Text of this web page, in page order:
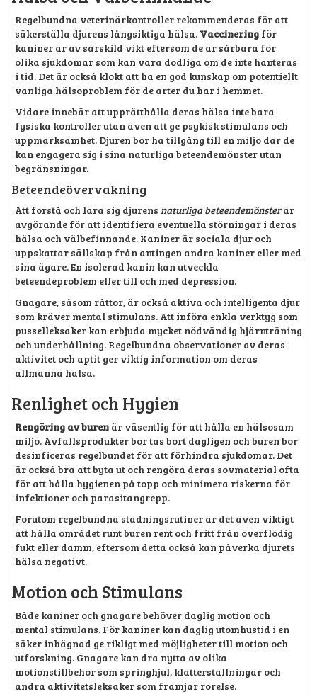
Regelbundna veterinärkontroller rekommenderas för att
säkerställa djurens långsiktiga hälsa. Vaccinering för
kaniner är av särskild vikt eftersom de är sårbara för
olika sjukdomar som kan vara dödliga om de inte hanteras
i tid. Det är också klokt att ha en god kunskap om potentiellt
vanliga hälsoproblem för de arter du har i hemmet.
Vidare innebär att upprätthålla deras hälsa inte bara
fysiska kontroller utan även att ge psykisk stimulans och
uppmärksamhet. Djuren bör ha tillgång till en miljö där de
kan engagera sig i sina naturliga beteendemönster utan
begränsningar.
Beteendeövervakning
Att förstå och lära sig djurens naturliga beteendemönsterär
avgörande för att identifiera eventuella störningar i deras
hälsa och välbefinnande. Kaniner är sociala djur och
uppskattar sällskap från antingen andra kaniner eller med
sina ägare. En isolerad kanin kan utveckla
beteendeproblem eller till och med depression.
Gnagare, såsom råttor, är också aktiva och intelligenta djur
som kräver mental stimulans. Att införa enkla verktyg som
pusselleksaker kan erbjuda mycket nödvändig hjärnträning
och underhållning. Regelbundna observationer av deras
aktivitet och aptit ger viktig information om deras
allmänna hälsa.
Renlighet och Hygien
Rengöring av buren är väsentlig för att hålla en hälsosam
miljö. Avfallsprodukter bör tas bort dagligen och buren bör
desinficeras regelbundet för att förhindra sjukdomar. Det
är också bra att byta ut och rengöra deras sovmaterial ofta
för att hålla hygienen på topp och minimera riskerna för
infektioner och parasitangrepp.
Förutom regelbundna städningsrutiner är det även viktigt
att hålla området runt buren rent och fritt från överflödig
fukt eller damm, eftersom detta också kan påverka djurets
hälsa negativt.
Motion och Stimulans
Både kaniner och gnagare behöver daglig motion och
mental stimulans. För kaniner kan daglig utomhustid i en
säker inhägnad ge rikligt med möjligheter till motion och
utforskning. Gnagare kan dra nytta av olika
motionstillbehör som springhjul, klätterställningar och
andra aktivitetsleksaker som främjar rörelse.